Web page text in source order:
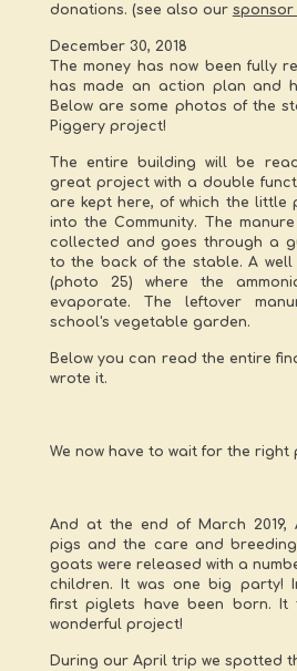
donations. (see also our sponsor
December 30, 2018
The money has now been fully
has made an action plan and
Below are some photos of the
Piggery project!
The entire building will be
great project with a double
are kept here, of which the little
into the Community. The
collected and goes through a
to the back of the stable. A well
(photo 25) where the
evaporate. The leftover
school's vegetable garden.
Below you can read the entire
wrote it.
We now have to wait for the right
And at the end of March 2019,
pigs and the care and
goats were released with a
children. It was one big party!
first piglets have been born.
wonderful project!
During our April trip we spotted